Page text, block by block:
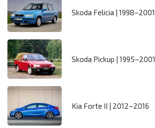
Skoda Felicia | 1998–2001
Skoda Pickup | 1995–2001
Kia Forte II | 2012–2016